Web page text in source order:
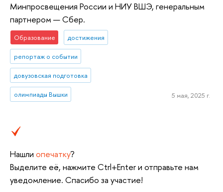
Минпросвещения России и НИУ ВШЭ, генеральным
партнером — Сбер.
Образование достижения
репортаж о событии
довузовская подготовка
олимпиады Вышки 5 мая, 2025 г.
Нашли опечатку?
Выделите её, нажмите Ctrl+Enter и отправьте нам
уведомление. Спасибо за участие!